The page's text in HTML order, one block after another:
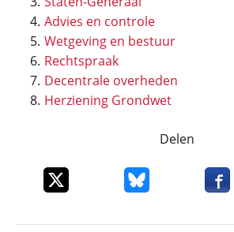
Advies en controle
Wetgeving en bestuur
Rechtspraak
Decentrale overheden
Herziening Grondwet
Delen
Deel dit item op XDeel dit item op